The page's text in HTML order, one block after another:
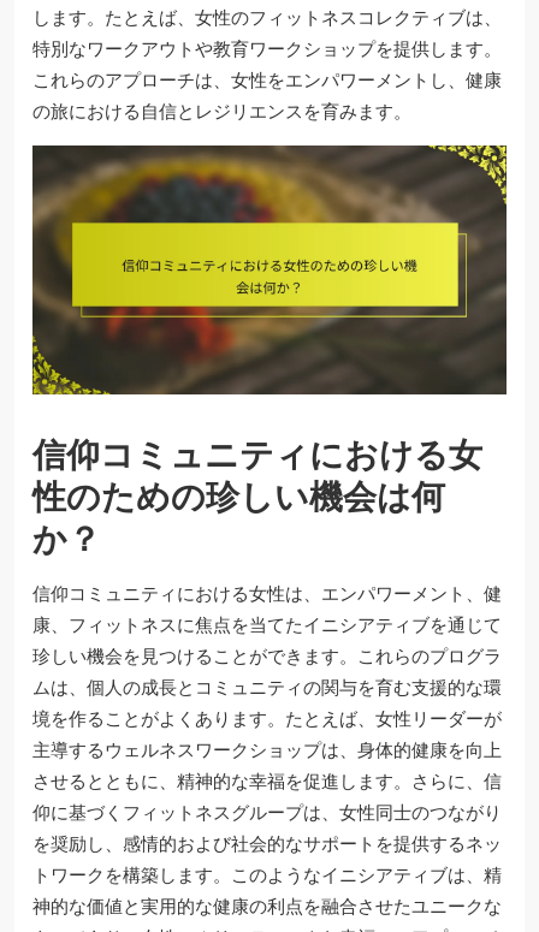
します。たとえば、女性のフィットネスコレクティブは、
特別なワークアウトや教育ワークショップを提供します。
これらのアプローチは、女性をエンパワーメントし、健康
の旅における自信とレジリエンスを育みます。
信仰コミュニティにおける女
性のための珍しい機会は何
か？
信仰コミュニティにおける女性は、エンパワーメント、健
康、フィットネスに焦点を当てたイニシアティブを通じて
珍しい機会を見つけることができます。これらのプログラ
ムは、個人の成長とコミュニティの関与を育む支援的な環
境を作ることがよくあります。たとえば、女性リーダーが
主導するウェルネスワークショップは、身体的健康を向上
させるとともに、精神的な幸福を促進します。さらに、信
仰に基づくフィットネスグループは、女性同士のつながり
を奨励し、感情的および社会的なサポートを提供するネッ
トワークを構築します。このようなイニシアティブは、精
神的な価値と実用的な健康の利点を融合させたユニークな